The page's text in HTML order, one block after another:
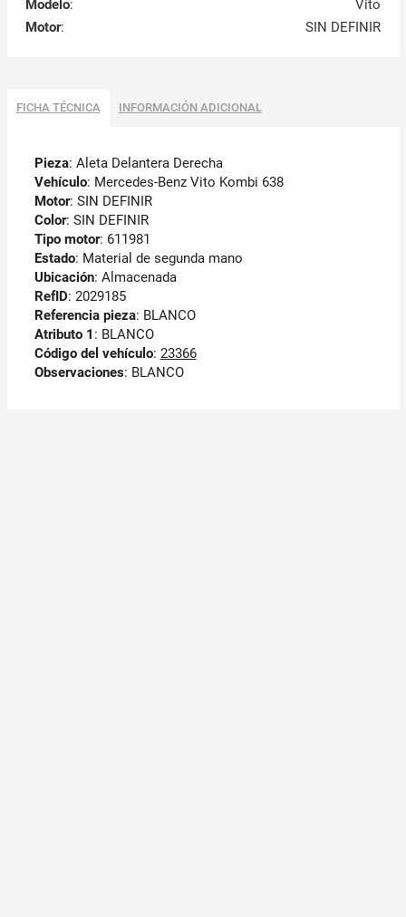
Modelo:
Vito
Motor: SIN DEFINIR
FICHA TÉCNICA INFORMACIÓN ADICIONAL
Pieza: Aleta Delantera Derecha
Vehículo: Mercedes-Benz Vito Kombi 638
Motor: SIN DEFINIR
Color: SIN DEFINIR
Tipo motor: 611981
Estado: Material de segunda mano
Ubicación: Almacenada
RefID: 2029185
Referencia pieza: BLANCO
Atributo 1 : BLANCO
Código del vehículo: 23366
Observaciones: BLANCO